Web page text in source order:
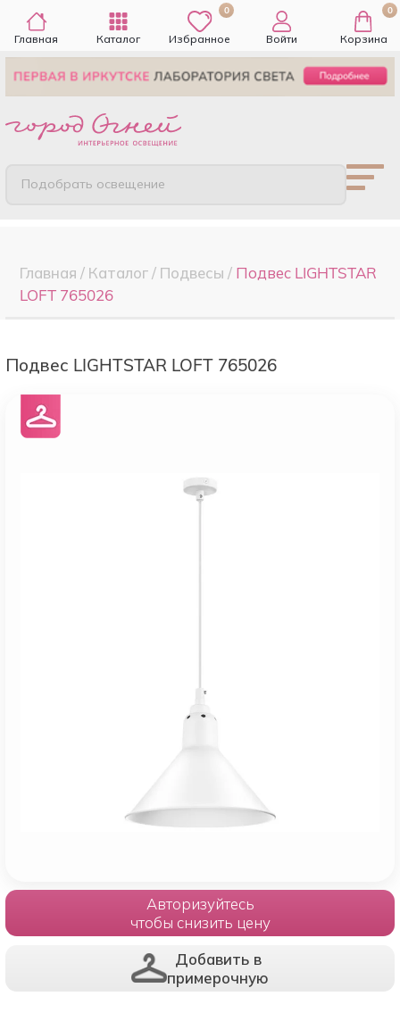
Главная Каталог
0
Избранное Войти
0
Корзина
Подобрать освещение
Главная / Каталог/ Подвесы / Подвес LIGHTSTAR
LOFT 765026
Подвес LIGHTSTAR LOFT 765026
Авторизуйтесь
чтобы снизить цену
Добавить в
примерочную